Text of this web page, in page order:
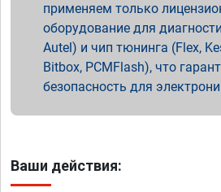
применяем только
оборудование для
Autel) и чип тюнинга (Flex,
Bitbox, PCMFlash), что
безопасность для
Ваши действия: